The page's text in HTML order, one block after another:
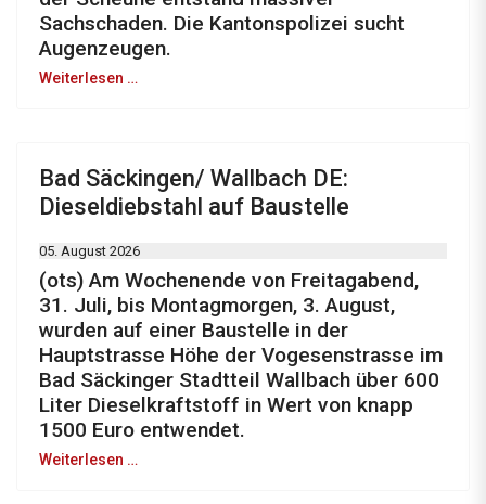
Sachschaden. Die Kantonspolizei sucht
Augenzeugen.
Weiterlesen …
Bad Säckingen/ Wallbach DE:
Dieseldiebstahl auf Baustelle
05. August 2026
(ots) Am Wochenende von Freitagabend,
31. Juli, bis Montagmorgen, 3. August,
wurden auf einer Baustelle in der
Hauptstrasse Höhe der Vogesenstrasse im
Bad Säckinger Stadtteil Wallbach über 600
Liter Dieselkraftstoff in Wert von knapp
1500 Euro entwendet.
Weiterlesen …